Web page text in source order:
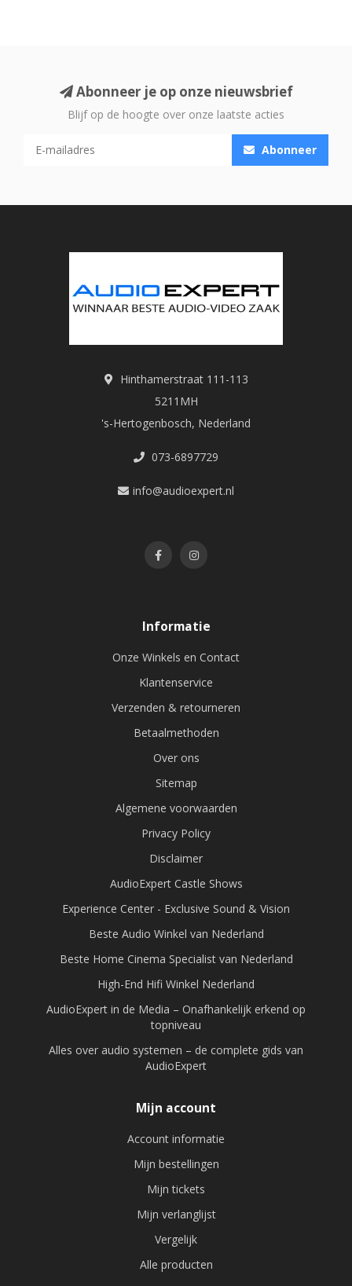
Abonneer je op onze nieuwsbrief
Blijf op de hoogte over onze laatste acties
Abonneer
Hinthamerstraat 111-113
5211MH
's-Hertogenbosch, Nederland
073-6897729
info@audioexpert.nl
Informatie
Onze Winkels en Contact
Klantenservice
Verzenden & retourneren
Betaalmethoden
Over ons
Sitemap
Algemene voorwaarden
Privacy Policy
Disclaimer
AudioExpert Castle Shows
Experience Center - Exclusive Sound & Vision
Beste Audio Winkel van Nederland
Beste Home Cinema Specialist van Nederland
High-End Hifi Winkel Nederland
AudioExpert in de Media – Onafhankelijk erkend op
topniveau
Alles over audio systemen – de complete gids van
AudioExpert
Mijn account
Account informatie
Mijn bestellingen
Mijn tickets
Mijn verlanglijst
Vergelijk
Alle producten